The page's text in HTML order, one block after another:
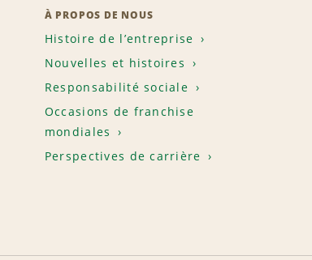
À PROPOS DE NOUS
Histoire de l’entreprise
Nouvelles et histoires
Responsabilité sociale
Occasions de franchise
mondiales
Perspectives de carrière